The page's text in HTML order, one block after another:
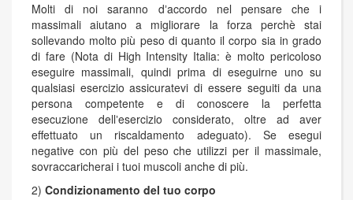
Molti di noi saranno dʼaccordo nel pensare che i
massimali aiutano a migliorare la forza perchè stai
sollevando molto più peso di quanto il corpo sia in grado
di fare (Nota di High Intensity Italia: è molto pericoloso
eseguire massimali, quindi prima di eseguirne uno su
qualsiasi esercizio assicuratevi di essere seguiti da una
persona competente e di conoscere la perfetta
esecuzione dellʼesercizio considerato, oltre ad aver
effettuato un riscaldamento adeguato). Se esegui
negative con più del peso che utilizzi per il massimale,
sovraccaricherai i tuoi muscoli anche di più.
2) Condizionamento del tuo corpo